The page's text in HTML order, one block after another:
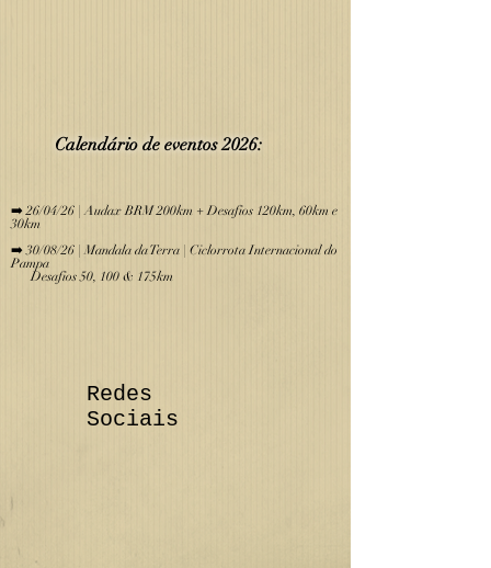
Calendário de eventos 2026:
➡️ 26/04/26 | Audax BRM 200km + Desafios 120km, 60km e
30km
➡️ 30/08/26 | Mandala da Terra | Ciclorrota Internacional do
Pampa
Desafios 50, 100 & 175km
Redes
Sociais